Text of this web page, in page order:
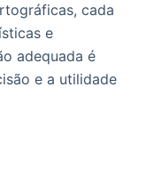
cada
e
adequada é
e a utilidade